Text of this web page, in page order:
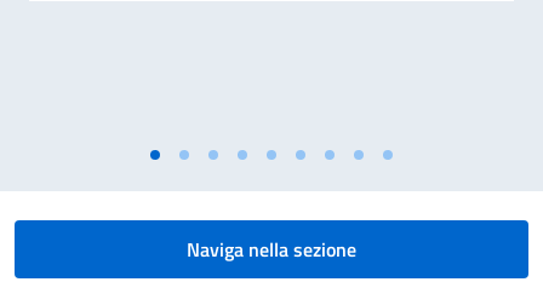
Naviga nella sezione